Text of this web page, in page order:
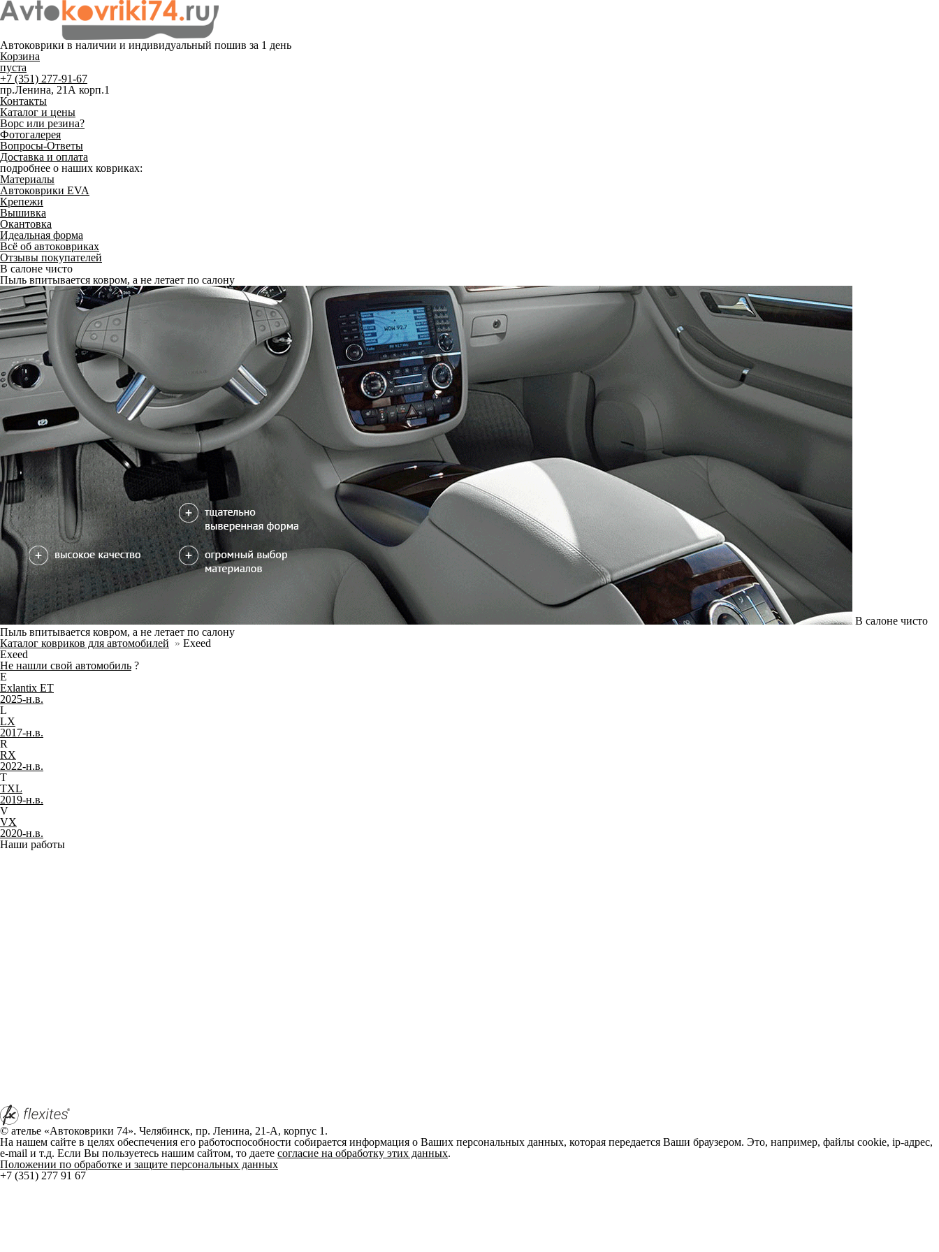
Автоковрики в наличии и индивидуальный пошив за 1 день
Корзина
пуста
+7 (351) 277-91-67
пр.Ленина, 21А корп.1
Контакты
Каталог и цены
Ворс или резина?
Фотогалерея
Вопросы-Ответы
Доставка и оплата
подробнее о наших ковриках:
Материалы
Автоковрики EVA
Крепежи
Вышивка
Окантовка
Идеальная форма
Всё об автоковриках
Отзывы покупателей
В салоне чисто
Пыль впитывается ковром, а не летает по салону
В салоне чисто
Пыль впитывается ковром, а не летает по салону
Каталог ковриков для автомобилей » Exeed
Exeed
Не нашли свой автомобиль ?
E
Exlantix ET
2025-н.в.
L
LX
2017-н.в.
R
RX
2022-н.в.
T
TXL
2019-н.в.
V
VX
2020-н.в.
Наши работы
© ателье «Автоковрики 74». Челябинск, пр. Ленина, 21-А, корпус 1.
На нашем сайте в целях обеспечения его работоспособности собирается информация о Ваших персональных данных, которая передается Ваши браузером. Это, например, файлы cookie, ip-адрес,
e-mail и т.д. Если Вы пользуетесь нашим сайтом, то даете согласие на обработку этих данных.
Положении по обработке и защите персональных данных
+7 (351) 277 91 67